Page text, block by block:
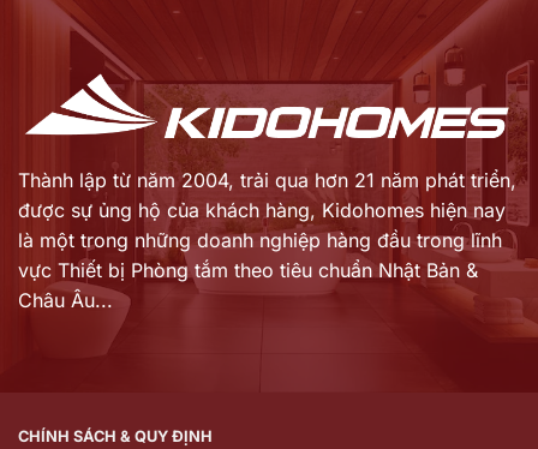
145.065.000 ₫.
Thành lập từ năm 2004, trải qua hơn 21 năm phát triển,
được sự ủng hộ của khách hàng, Kidohomes hiện nay
là một trong những doanh nghiệp hàng đầu trong lĩnh
vực Thiết bị Phòng tắm theo tiêu chuẩn Nhật Bản &
Châu Âu...
CHÍNH SÁCH & QUY ĐỊNH